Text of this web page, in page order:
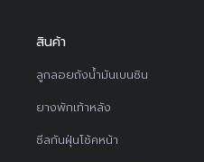
สินค้า
ลูกลอยถังน้ำมันเบนซิน
ยางพักเท้าหลัง
ซีลกันฝุ่นโช้คหน้า